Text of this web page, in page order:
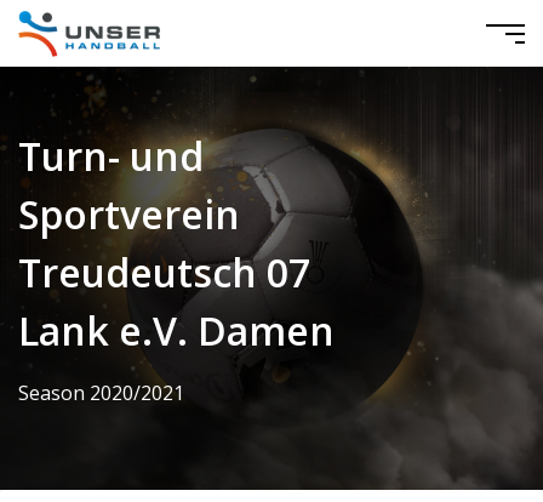
Turn- und
Sportverein
Treudeutsch 07
Lank e.V. Damen
Season 2020/2021